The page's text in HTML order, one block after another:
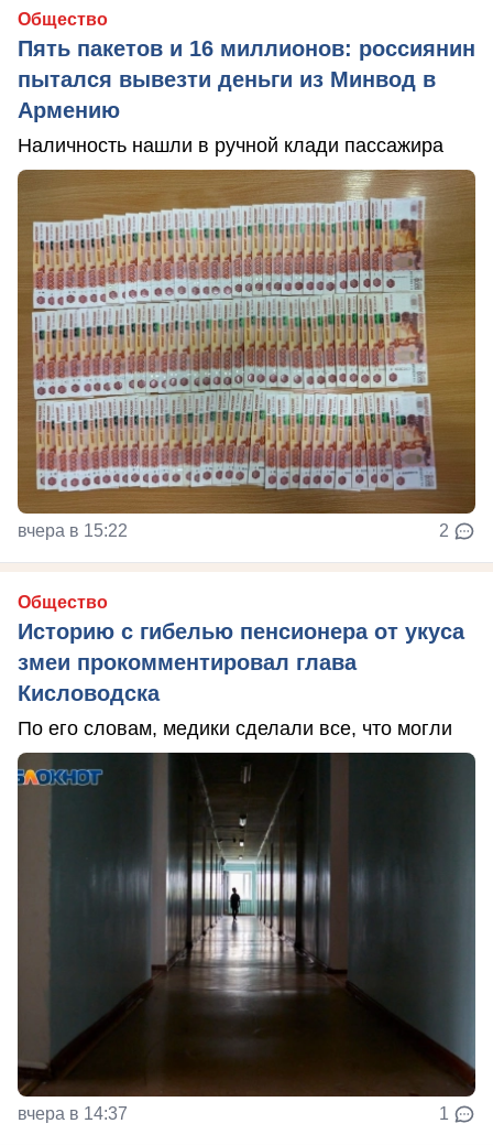
Общество
Пять пакетов и 16 миллионов: россиянин
пытался вывезти деньги из Минвод в
Армению
Наличность нашли в ручной клади пассажира
вчера в 15:22 2
Общество
Историю с гибелью пенсионера от укуса
змеи прокомментировал глава
Кисловодска
По его словам, медики сделали все, что могли
вчера в 14:37 1